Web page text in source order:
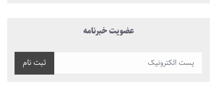
عضویت خبرنامه
ثبت نام